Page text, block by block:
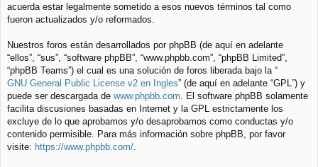
acuerda estar legalmente sometido a esos nuevos términos tal como
fueron actualizados y/o reformados.
Nuestros foros están desarrollados por phpBB (de aquí en adelante
“ellos”, “sus”, “software phpBB”, “www.phpbb.com”, “phpBB Limited”,
“phpBB Teams”) el cual es una solución de foros liberada bajo la “
GNU General Public License v2 en Ingles” (de aquí en adelante “GPL”) y
puede ser descargada de www.phpbb.com . El software phpBB solamente
facilita discusiones basadas en Internet y la GPL estrictamente los
excluye de lo que aprobamos y/o desaprobamos como conductas y/o
contenido permisible. Para más información sobre phpBB, por favor
visite: https://www.phpbb.com/